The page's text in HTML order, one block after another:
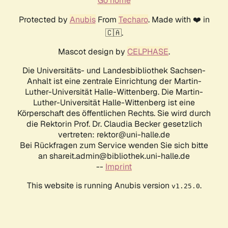
Protected by AnubisFrom Techaro. Made with ❤️ in
🇨🇦.
Mascot design by CELPHASE.
Die Universitäts- und Landesbibliothek Sachsen-
Anhalt ist eine zentrale Einrichtung der Martin-
Luther-Universität Halle-Wittenberg. Die Martin-
Luther-Universität Halle-Wittenberg ist eine
Körperschaft des öffentlichen Rechts. Sie wird durch
die Rektorin Prof. Dr. Claudia Becker gesetzlich
vertreten: rektor@uni-halle.de
Bei Rückfragen zum Service wenden Sie sich bitte
an shareit.admin@bibliothek.uni-halle.de
-- Imprint
This website is running Anubis version v1.25.0.